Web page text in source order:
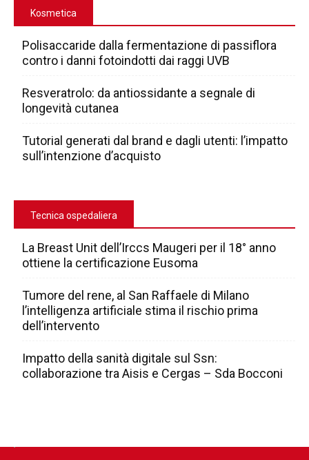
Kosmetica
Polisaccaride dalla fermentazione di passiflora
contro i danni fotoindotti dai raggi UVB
Resveratrolo: da antiossidante a segnale di
longevità cutanea
Tutorial generati dal brand e dagli utenti: l’impatto
sull’intenzione d’acquisto
Tecnica ospedaliera
La Breast Unit dell’Irccs Maugeri per il 18° anno
ottiene la certificazione Eusoma
Tumore del rene, al San Raffaele di Milano
l’intelligenza artificiale stima il rischio prima
dell’intervento
Impatto della sanità digitale sul Ssn:
collaborazione tra Aisis e Cergas – Sda Bocconi